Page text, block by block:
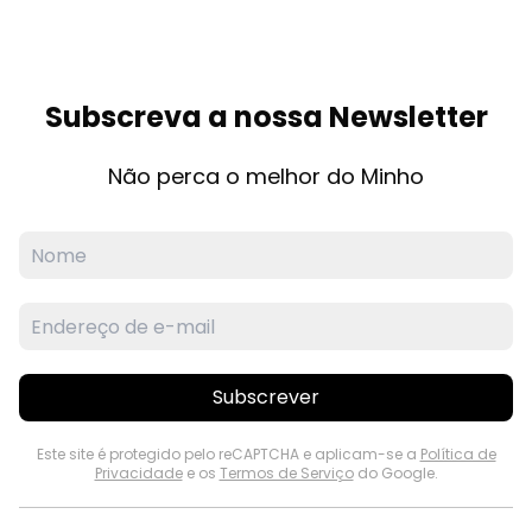
Subscreva a nossa Newsletter
Não perca o melhor do Minho
Subscrever
Este site é protegido pelo reCAPTCHA e aplicam-se a Política de
Privacidadee os Termos de Serviçodo Google.